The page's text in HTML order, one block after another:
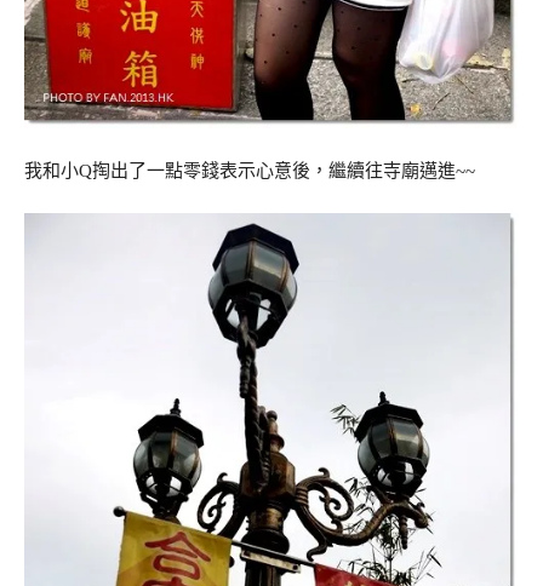
我和小Q掏出了一點零錢表示心意後，繼續往寺廟邁進~~